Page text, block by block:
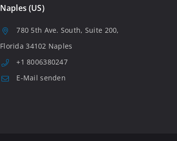
Naples (US)
780 5th Ave. South, Suite 200,
Florida 34102 Naples
+1 8006380247
E-Mail senden